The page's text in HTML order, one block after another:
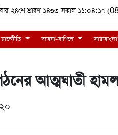
২৪শে শ্রাবণ ১৪৩৩ সকাল ১১:০৪:১৭
রাজনীতি ব্যবসা-বাণিজ্য সারাবাংলা
আত্মঘাতী